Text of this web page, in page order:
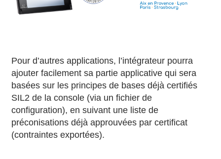
Pour d’autres applications, l’intégrateur pourra
ajouter facilement sa partie applicative qui sera
basées sur les principes de bases déjà certifiés
SIL2 de la console (via un fichier de
configuration), en suivant une liste de
préconisations déjà approuvées par certificat
(contraintes exportées).